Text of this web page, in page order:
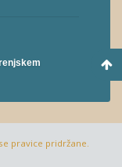
pravice pridržane.